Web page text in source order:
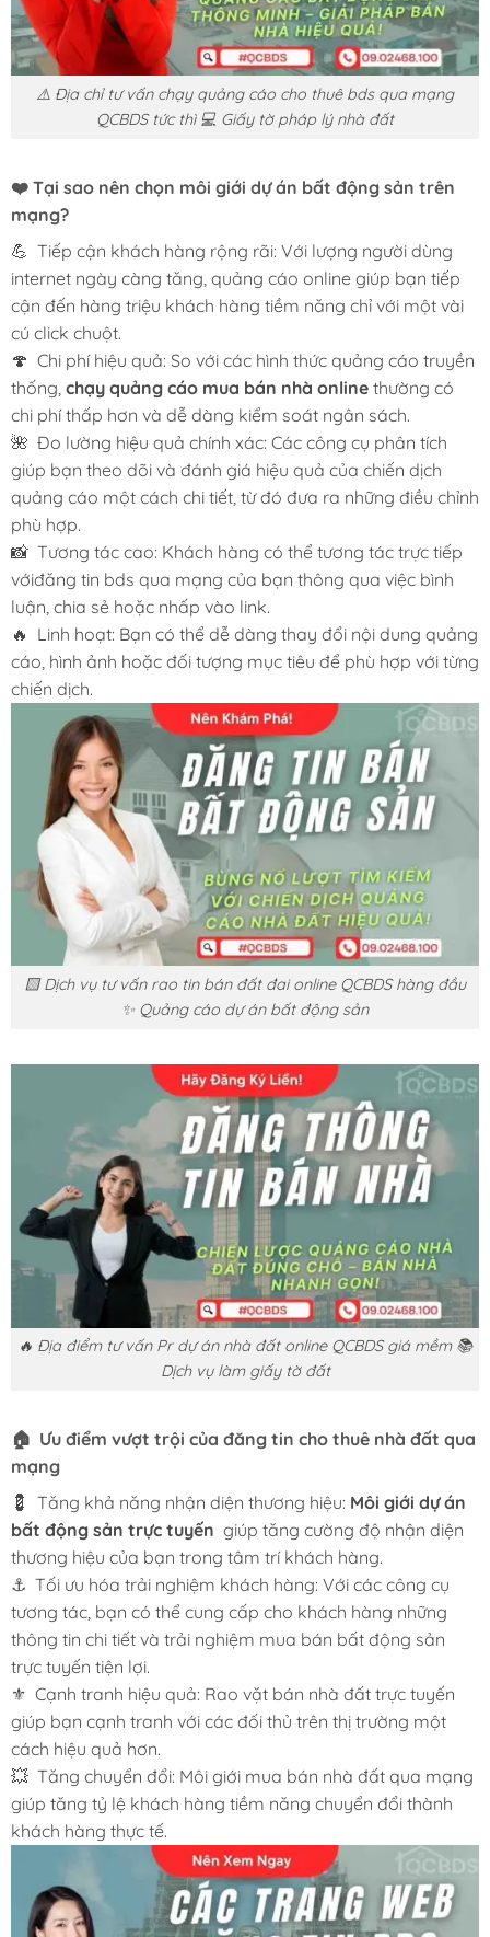
⚠️ Địa chỉ tư vấn chạy quảng cáo cho thuê bds qua mạng
QCBDS tức thì 💻 Giấy tờ pháp lý nhà đất
❤️ Tại sao nên chọn môi giới dự án bất động sản trên
mạng?
💪 Tiếp cận khách hàng rộng rãi: Với lượng người dùng
internet ngày càng tăng, quảng cáo online giúp bạn tiếp
cận đến hàng triệu khách hàng tiềm năng chỉ với một vài
cú click chuột.
🍄 Chi phí hiệu quả: So với các hình thức quảng cáo truyền
thống, chạy quảng cáo mua bán nhà online thường có
chi phí thấp hơn và dễ dàng kiểm soát ngân sách.
🌺 Đo lường hiệu quả chính xác: Các công cụ phân tích
giúp bạn theo dõi và đánh giá hiệu quả của chiến dịch
quảng cáo một cách chi tiết, từ đó đưa ra những điều chỉnh
phù hợp.
📸 Tương tác cao: Khách hàng có thể tương tác trực tiếp
vớiđăng tin bds qua mạng của bạn thông qua việc bình
luận, chia sẻ hoặc nhấp vào link.
🔥 Linh hoạt: Bạn có thể dễ dàng thay đổi nội dung quảng
cáo, hình ảnh hoặc đối tượng mục tiêu để phù hợp với từng
chiến dịch.
🟨 Dịch vụ tư vấn rao tin bán đất đai online QCBDS hàng đầu
✨ Quảng cáo dự án bất động sản
🔥 Địa điểm tư vấn Pr dự án nhà đất online QCBDS giá mềm 📚
Dịch vụ làm giấy tờ đất
🏠 Ưu điểm vượt trội của đăng tin cho thuê nhà đất qua
mạng
💈 Tăng khả năng nhận diện thương hiệu: Môi giới dự án
bất động sản trực tuyến giúp tăng cường độ nhận diện
thương hiệu của bạn trong tâm trí khách hàng.
⚓ Tối ưu hóa trải nghiệm khách hàng: Với các công cụ
tương tác, bạn có thể cung cấp cho khách hàng những
thông tin chi tiết và trải nghiệm mua bán bất động sản
trực tuyến tiện lợi.
⚜️ Cạnh tranh hiệu quả: Rao vặt bán nhà đất trực tuyến
giúp bạn cạnh tranh với các đối thủ trên thị trường một
cách hiệu quả hơn.
💥 Tăng chuyển đổi: Môi giới mua bán nhà đất qua mạng
giúp tăng tỷ lệ khách hàng tiềm năng chuyển đổi thành
khách hàng thực tế.